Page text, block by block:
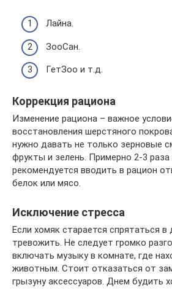
Лайна.
ЗооСан.
ГетЗоо и т.д.
Коррекция рациона
Изменение рациона – важное
восстановления шерстяного
нужно давать не только зерновые
фрукты и зелень. Примерно 2-3 раза
рекомендуется вводить в рацион
белок или мясо.
Исключение стресса
Если хомяк старается спрятаться в
тревожить. Не следует громко
включать музыку в комнате, где
животным. Стоит отказаться от
грызуну аксессуаров. Днем будить